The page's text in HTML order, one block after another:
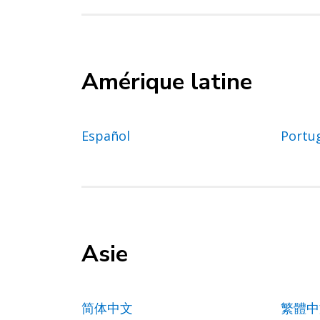
Amérique latine
Español
Asie
简体中文 繁體